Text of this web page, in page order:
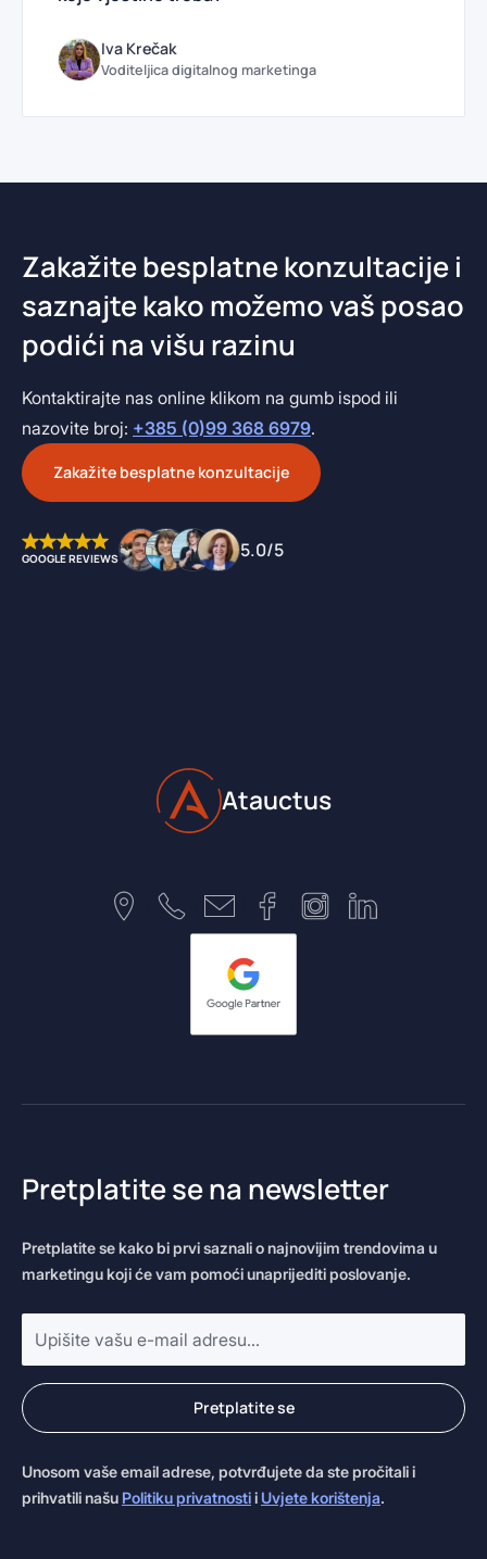
Iva Krečak
Voditeljica digitalnog marketinga
Zakažite besplatne konzultacije i
saznajte kako možemo vaš posao
podići na višu razinu
Kontaktirajte nas online klikom na gumb ispod ili
nazovite broj: +385 (0)99 368 6979.
Zakažite besplatne konzultacije
GOOGLE REVIEWS 5.0/5
Atauctus
Pretplatite se na newsletter
Pretplatite se kako bi prvi saznali o najnovijim trendovima u
marketingu koji će vam pomoći unaprijediti poslovanje.
E-
mail
adresa
*
Pretplatite se
Unosom vaše email adrese, potvrđujete da ste pročitali i
prihvatili našu Politiku privatnostii Uvjete korištenja.